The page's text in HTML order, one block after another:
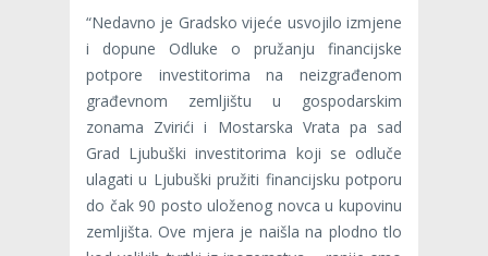
“Nedavno je Gradsko vijeće usvojilo izmjene
i dopune Odluke o pružanju financijske
potpore investitorima na neizgrađenom
građevnom zemljištu u gospodarskim
zonama Zvirići i Mostarska Vrata pa sad
Grad Ljubuški investitorima koji se odluče
ulagati u Ljubuški pružiti financijsku potporu
do čak 90 posto uloženog novca u kupovinu
zemljišta. Ove mjera je naišla na plodno tlo